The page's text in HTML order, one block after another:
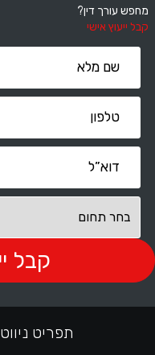
מחפש עורך דין?
קבל ייעוץ אישי
תפריט ניווט